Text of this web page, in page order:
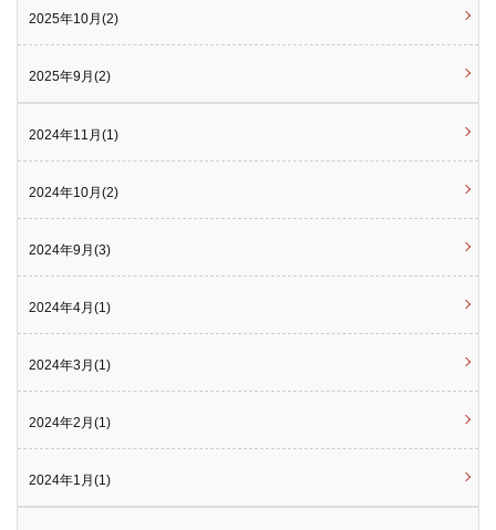
2025年10月(2)
2025年9月(2)
2024年11月(1)
2024年10月(2)
2024年9月(3)
2024年4月(1)
2024年3月(1)
2024年2月(1)
2024年1月(1)